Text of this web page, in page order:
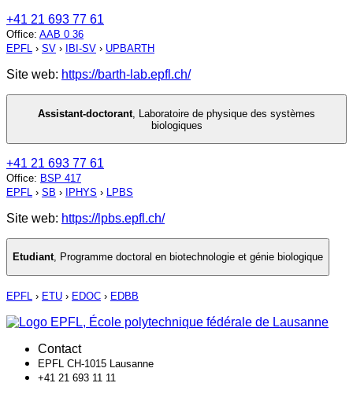
+41 21 693 77 61
Office: AAB 0 36
EPFL › SV › IBI-SV › UPBARTH
Site web: https://barth-lab.epfl.ch/
Assistant-doctorant Laboratoire de physique des systèmes
biologiques
+41 21 693 77 61
Office: BSP 417
EPFL › SB › IPHYS › LPBS
Site web: https://lpbs.epfl.ch/
Etudiant, Programme doctoral en biotechnologie et génie biologique
EPFL › ETU › EDOC › EDBB
Contact
EPFL CH-1015 Lausanne
+41 21 693 11 11